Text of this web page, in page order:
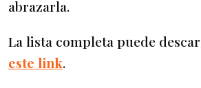
abrazarla.
La lista completa puede
este link.